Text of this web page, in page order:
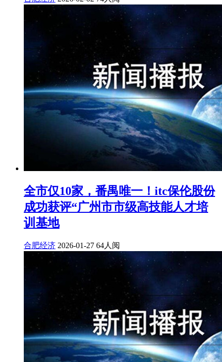
全市仅10家，番禺唯一！itc保伦股份
成功获评“广州市市级高技能人才培
训基地
合肥经济 2026-01-27 64人阅